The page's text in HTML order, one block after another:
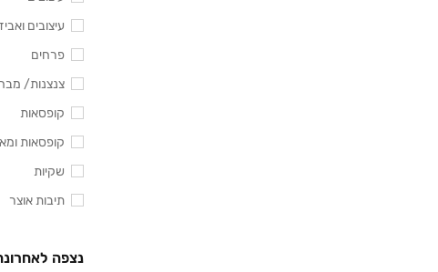
עיצובים
פרחים
צנצנות/
קופסאות
קופסאות
שקיות
תיבות אוצר
נצפה